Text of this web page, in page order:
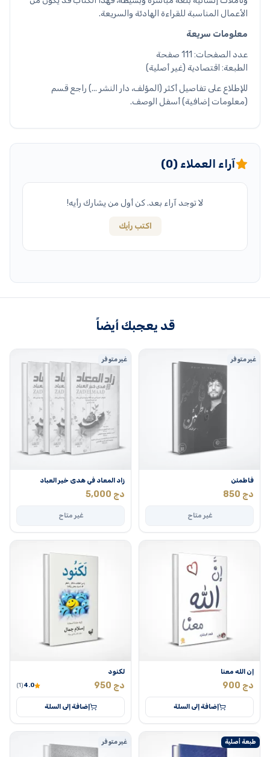
الأعمال المناسبة للقراءة الهادئة والسريعة.
معلومات سريعة
عدد الصفحات: 111 صفحة
الطبعة: اقتصادية (غير أصلية)
للإطلاع على تفاصيل أكثر (المؤلف، دار النشر ...) راجع قسم
(معلومات إضافية) أسفل الوصف.
آراء العملاء (0)
لا توجد آراء بعد. كن أول من يشارك رأيه!
اكتب رأيك
قد يعجبك أيضاً
غير متوفر
فاطمئن
850 دج
غير متاح
غير متوفر
زاد المعاد في هدى خير العباد
5,000 دج
غير متاح
إن الله معنا
900 دج
إضافة إلى السلة
لكنود
950 دج 4.0
(1)
إضافة إلى السلة
طبعة أصلية غير متوفر